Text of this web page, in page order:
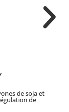
de soja et
de